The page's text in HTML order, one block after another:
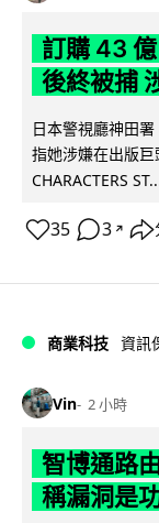
訂購 43
後終被捕
日本警視廳神田
指她涉嫌在出版
CHARACTERS
35 3 ↗
商業科技 資訊
Vin 2 小時
智博通路
稱漏洞是